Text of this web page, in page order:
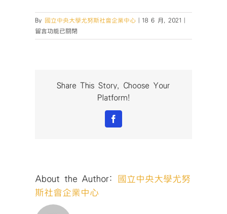
By 國立中央大學尤努斯社會企業中心 18 6 月, 2021
掘
氏
留言功能已關閉
Share This Story, Choose Your
Platform!
Facebook
About the Author:
國立中央大學尤努
斯社會企業中心